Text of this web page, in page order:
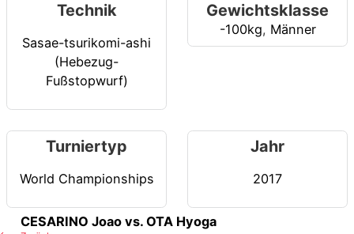
Technik
Sasae-tsurikomi-ashi
(Hebezug-
Fußstopwurf)
Gewichtsklasse
-100kg, Männer
Turniertyp
World Championships
Jahr
2017
CESARINO Joao vs. OTA Hyoga